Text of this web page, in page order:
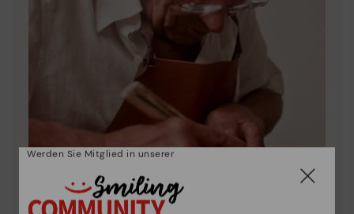
Werden Sie Mitglied in unserer